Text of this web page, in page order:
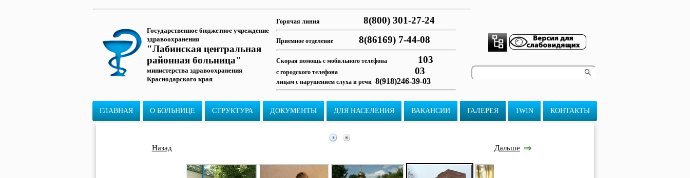
Государственное бюджетное учреждение
здравоохранения
"Лабинская центральная
районная больница"
министерства здравоохранения
Краснодарского края
Горячая линия 8(800) 301-27-24
Приемное отделение 8(86169) 7-44-08
Скорая помощь с мобильного телефона 103
с городского телефона 03
лицам с нарушением слуха и речи 8(918)246-39-03
ГЛАВНАЯ О БОЛЬНИЦЕ СТРУКТУРА ДОКУМЕНТЫ ДЛЯ НАСЕЛЕНИЯ ВАКАНСИИ ГАЛЕРЕЯ 1WIN КОНТАКТЫ
Назад Дальше